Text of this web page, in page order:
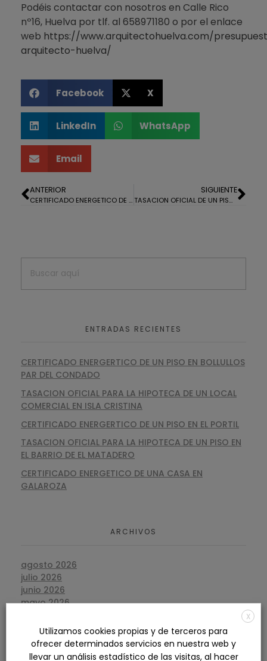
Podéis contactar con nosotros en Calle Rico
nº16, Huelva por tlf. al 658971180 o por el enlace
web https://www.arquitectohuelva.com/
arquitecto-huelva/
Facebook X
LinkedIn WhatsApp
Email
ANTERIOR
CERTIFICADO ENERGETICO DE UNA CASA EN FUENTEHERIDOS.
SIGUIENTE
TASACION OFICIAL DE UN PISO EN CORTEGANA
ENTRADAS RECIENTES
CERTIFICADO ENERGERTICO DE UN PISO EN BOLLULLOS
PAR DEL CONDADO
TASACION OFICIAL PARA LA HIPOTECA DE UN LOCAL
COMERCIAL EN ISLA CRISTINA
CERTIFICADO ENERGERTICO DE UN PISO EN EL PORTIL
TASACION OFICIAL PARA LA HIPOTECA DE UN PISO EN
EL BARRIO DE EL MATADERO
CERTIFICADO ENERGETICO DE UNA CASA EN
GALAROZA
ARCHIVOS
agosto 2026
julio 2026
junio 2026
mayo 2026
marzo 2026
febrero 2026
enero 2026
X
Utilizamos cookies propias y de terceros para
ofrecer determinados servicios en nuestra web y
llevar un análisis estadístico de las visitas, al hacer